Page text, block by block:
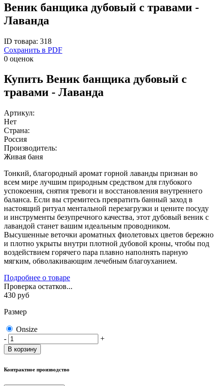
Веник банщика дубовый с травами -
Лаванда
ID товара: 318
Сохранить в PDF
0 оценок
Купить Веник банщика дубовый с
травами - Лаванда
Артикул:
Нет
Страна:
Россия
Производитель:
Живая баня
Тонкий, благородный аромат горной лаванды признан во
всем мире лучшим природным средством для глубокого
успокоения, снятия тревоги и восстановления внутреннего
баланса. Если вы стремитесь превратить банный заход в
настоящий ритуал ментальной перезагрузки и цените посуду
и инструменты безупречного качества, этот дубовый веник с
лавандой станет вашим идеальным проводником.
Высушенные веточки ароматных фиолетовых цветов бережно
и плотно укрыты внутри плотной дубовой кроны, чтобы под
воздействием горячего пара плавно наполнять парную
мягким, обволакивающим лечебным благоуханием.
Подробнее о товаре
Проверка остатков...
430 руб
Размер
Onsize
-
+
В корзину
Контрактное производство